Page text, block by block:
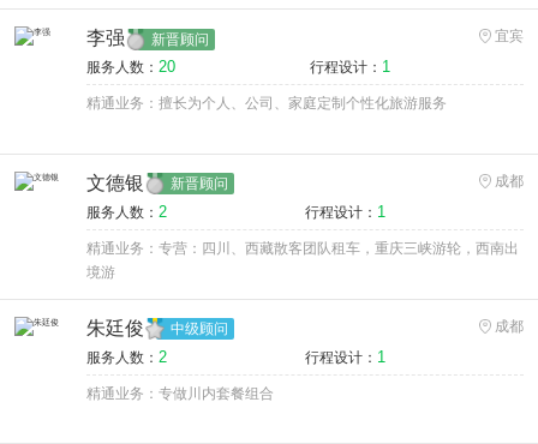
李强 新晋顾问
宜宾
服务人数： 20 行程设计： 1
精通业务：擅长为个人、公司、家庭定制个性化旅游服务
文德银 新晋顾问
成都
服务人数： 2 行程设计： 1
精通业务：专营：四川、西藏散客团队租车，重庆三峡游轮，西南出
境游
朱廷俊 中级顾问
成都
服务人数： 2 行程设计： 1
精通业务：专做川内套餐组合